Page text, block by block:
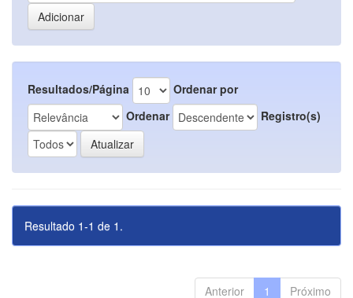
Resultados/Página
Ordenar por
Ordenar
Registro(s)
Resultado 1-1 de 1.
Anterior 1 Próximo